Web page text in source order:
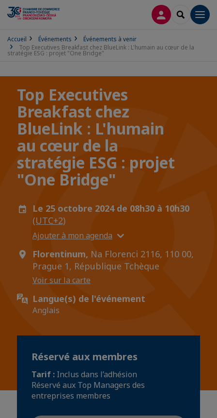
CONNEXION
Accueil Événements
Événements à venir
Top Executives Breakfast chez BlueLink : L'humain au cœur de la
stratégie ESG : projet "One Bridge"
Top Executives
Breakfast chez
BlueLink : L'humain
au cœur de la
stratégie ESG : projet
"One Bridge"
Le 25 octobre 2024 de 08h30 à 10h30
(UTC+2)
Ajouter à mon agenda
Florentinum, Na Florenci 2116, 110 00,
Prague 1, République Tchèque
Voir sur la carte
Langue(s) de l'événement
Anglais
Réservé aux membres
Tarif : Inclus dans l’adhésion
Réservé aux Top Managers des
entreprises membres